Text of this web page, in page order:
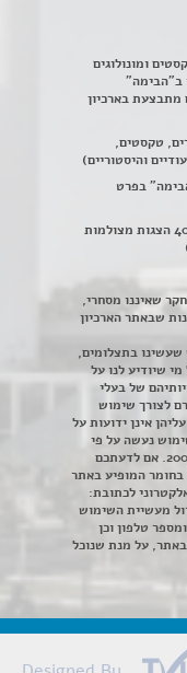
ומונולוגים
שהועלו ב"הבימה"
מתבצעת בארכיון
טקסטים,
והיסטוריים)
בפרט
חדר הצפייה מרווח ובו ניתן לצפות ב- 400 הצגות מצולמות
שאיננו מסחרי,
שבאתר הארכיון
שעשינו בתצלומים,
שיודיע לנו על
של בעלי
לצורך שימוש
אינן ידועות על
נעשה על פי
סעיף 27א לחוק זכויות יוצרים תשס"ח-2007. אם לדעתכם
בחומר המופיע באתר
לכתובת:
מעשיית השימוש
טלפון וכן
באתר, על מנת שנוכל